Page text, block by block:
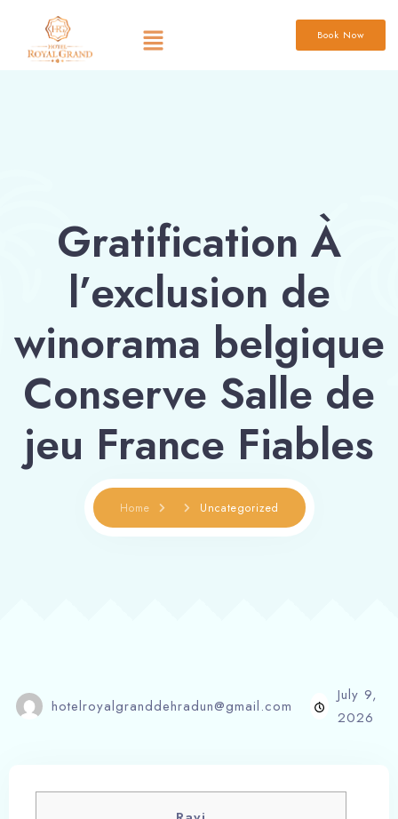
Book Now
Gratification À
l’exclusion de
winorama belgique
Conserve Salle de
jeu France Fiables
Home Uncategorized
hotelroyalgranddehradun@gmail.com
July 9,
2026